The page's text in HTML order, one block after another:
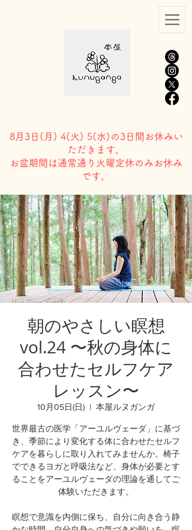
8月3日( 月) 4(火) 5(水)の3日間お休みい
ただきます。
​お盆期間は通常通り火曜定休のみお休み
です。
朝のやさしい瞑想
vol.24 〜秋の身体に
合わせたセルフケア
レッスン〜
10月05日(日)
  |
本屋ルヌガンガ
世界最古の医学「アーユルヴェーダ」に基づ
き、季節により変化する体に合わせたセルフ
ケアを暮らしに取り入れてみませんか。椅子
でできるヨガと呼吸法など、身体が必要とす
ることをアーユルヴェーダの理論を通してご
体験いただきます。
瞑想で意識を内側に保ち、自分に向き合う静